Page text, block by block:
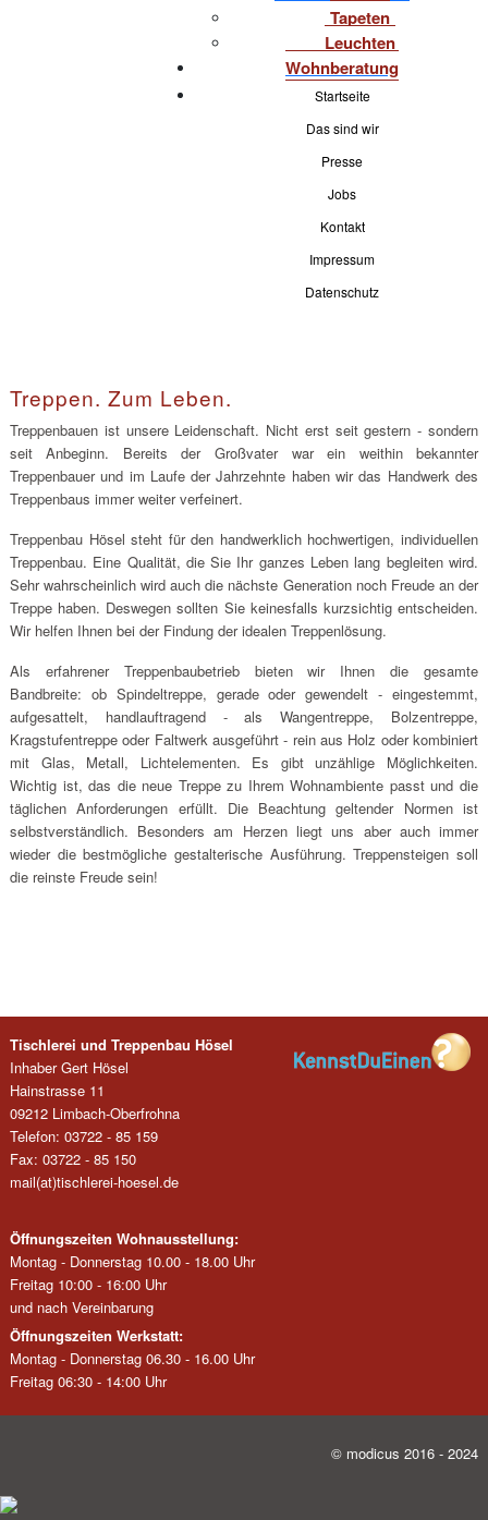
Tapeten
Leuchten
Wohnberatung
Startseite
Das sind wir
Presse
Jobs
Kontakt
Impressum
Datenschutz
Treppen. Zum Leben.
Treppenbauen ist unsere Leidenschaft. Nicht erst seit gestern - sondern
seit Anbeginn. Bereits der Großvater war ein weithin bekannter
Treppenbauer und im Laufe der Jahrzehnte haben wir das Handwerk des
Treppenbaus immer weiter verfeinert.
Treppenbau Hösel steht für den handwerklich hochwertigen, individuellen
Treppenbau. Eine Qualität, die Sie Ihr ganzes Leben lang begleiten wird.
Sehr wahrscheinlich wird auch die nächste Generation noch Freude an der
Treppe haben. Deswegen sollten Sie keinesfalls kurzsichtig entscheiden.
Wir helfen Ihnen bei der Findung der idealen Treppenlösung.
Als erfahrener Treppenbaubetrieb bieten wir Ihnen die gesamte
Bandbreite: ob Spindeltreppe, gerade oder gewendelt - eingestemmt,
aufgesattelt, handlauftragend - als Wangentreppe, Bolzentreppe,
Kragstufentreppe oder Faltwerk ausgeführt - rein aus Holz oder kombiniert
mit Glas, Metall, Lichtelementen. Es gibt unzählige Möglichkeiten.
Wichtig ist, das die neue Treppe zu Ihrem Wohnambiente passt und die
täglichen Anforderungen erfüllt. Die Beachtung geltender Normen ist
selbstverständlich. Besonders am Herzen liegt uns aber auch immer
wieder die bestmögliche gestalterische Ausführung. Treppensteigen soll
die reinste Freude sein!
Tischlerei und Treppenbau Hösel
Inhaber Gert Hösel
Hainstrasse 11
09212 Limbach-Oberfrohna
Telefon: 03722 - 85 159
Fax: 03722 - 85 150
mail(at)tischlerei-hoesel.de
Öffnungszeiten Wohnausstellung:
Montag - Donnerstag 10.00 - 18.00 Uhr
Freitag 10:00 - 16:00 Uhr
und nach Vereinbarung
Öffnungszeiten Werkstatt:
Montag - Donnerstag 06.30 - 16.00 Uhr
Freitag 06:30 - 14:00 Uhr
© modicus 2016 - 2024